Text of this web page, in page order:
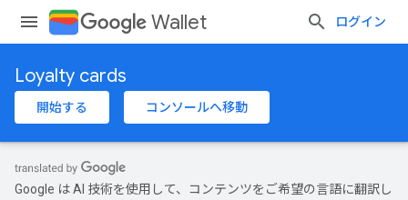
Wallet ログイン
Loyalty cards
開始する コンソールへ移動
Google は AI 技術を使用して、コンテンツをご希望の言語に翻訳し